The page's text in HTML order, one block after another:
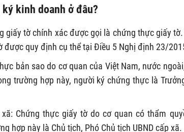
kinh doanh ở đâu?
giấy tờ chính xác được gọi là chứng thực giấy
được quy định cụ thể tại Điều 5 Nghị định 23/
bản sao do cơ quan của Việt Nam, nước
trường hợp này, người ký chứng thực là
Chứng thực giấy tờ do cơ quan có thẩm
hợp này là Chủ tịch, Phó Chủ tịch UBND cấp xã.